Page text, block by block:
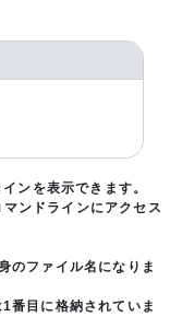
ンを表示できます。
ンドラインにアクセス
のファイル名になりま
番目に格納されていま